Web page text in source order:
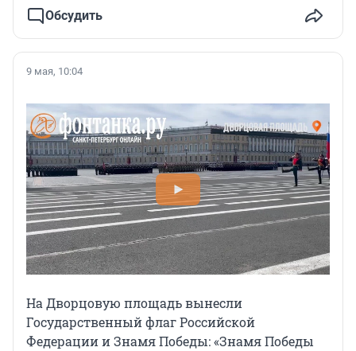
Обсудить
9 мая, 10:04
На Дворцовую площадь вынесли
Государственный флаг Российской
Федерации и Знамя Победы: «Знамя Победы